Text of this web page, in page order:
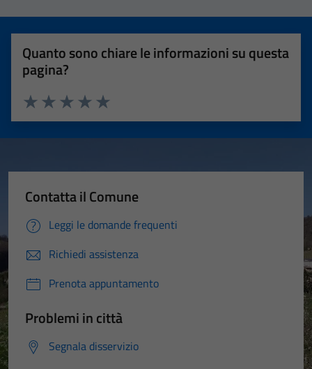
Quanto sono chiare le informazioni su questa
pagina?
Valuta 5 stelle su 5
Valuta 4 stelle su 5
Valuta 3 stelle su 5
Valuta 2 stelle su 5
Valuta 1 stelle su 5
Contatta il Comune
Leggi le domande frequenti
Richiedi assistenza
Prenota appuntamento
Problemi in città
Segnala disservizio